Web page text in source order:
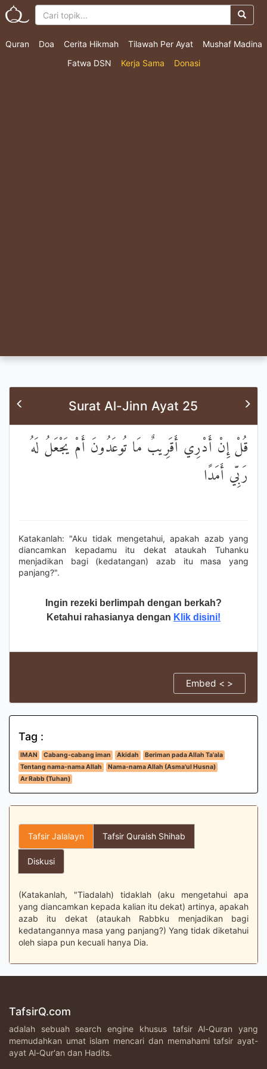
Quran Doa Cerita Hikmah Tilawah Per Ayat
Mushaf Madina
Fatwa DSN
Kerja Sama Donasi
Surat Al-Jinn Ayat 25
قُلْ إِنْ أَدْرِي أَقَرِيبٌ مَا تُوعَدُونَ أَمْ يَجْعَلُ لَهُ
رَبِّي أَمَدًا
Katakanlah: "Aku tidak mengetahui, apakah azab yang
diancamkan kepadamu itu dekat ataukah Tuhanku
menjadikan bagi (kedatangan) azab itu masa yang
panjang?".
Ingin rezeki berlimpah dengan berkah?
Ketahui rahasianya dengan Klik disini!
Embed < >
Tag :
IMAN Cabang-cabang iman Akidah
Beriman pada Allah Ta'ala
Tentang nama-nama Allah
Nama-nama Allah (Asma'ul Husna)
Ar Rabb (Tuhan)
Tafsir Jalalayn Tafsir Quraish Shihab
Diskusi
(Katakanlah, "Tiadalah) tidaklah (aku mengetahui apa
yang diancamkan kepada kalian itu dekat) artinya, apakah
azab itu dekat (ataukah Rabbku menjadikan bagi
kedatangannya masa yang panjang?) Yang tidak diketahui
oleh siapa pun kecuali hanya Dia.
TafsirQ.com
adalah sebuah search engine khusus tafsir Al-Quran yang
memudahkan umat islam mencari dan memahami tafsir ayat-
ayat Al-Qur'an dan Hadits.